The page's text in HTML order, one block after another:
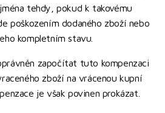
tehdy, pokud k takovému
poškozením dodaného zboží nebo
kompletním stavu.
započítat tuto kompenzaci
zboží na vrácenou kupní
je však povinen prokázat.